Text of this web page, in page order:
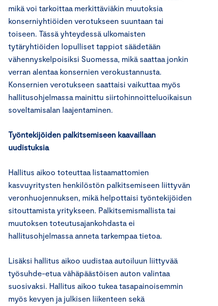
mikä voi tarkoittaa merkittäviäkin muutoksia
konserniyhtiöiden verotukseen suuntaan tai
toiseen. Tässä yhteydessä ulkomaisten
tytäryhtiöiden lopulliset tappiot säädetään
vähennyskelpoisiksi Suomessa, mikä saattaa jonkin
verran alentaa konsernien verokustannusta.
Konsernien verotukseen saattaisi vaikuttaa myös
hallitusohjelmassa mainittu siirtohinnoitteluoikaisun
soveltamisalan laajentaminen.
Työntekijöiden palkitsemiseen kaavaillaan
uudistuksia
Hallitus aikoo toteuttaa listaamattomien
kasvuyritysten henkilöstön palkitsemiseen liittyvän
veronhuojennuksen, mikä helpottaisi työntekijöiden
sitouttamista yritykseen. Palkitsemismallista tai
muutoksen toteutusajankohdasta ei
hallitusohjelmassa anneta tarkempaa tietoa.
Lisäksi hallitus aikoo uudistaa autoiluun liittyvää
työsuhde-etua vähäpäästöisen auton valintaa
suosivaksi. Hallitus aikoo tukea tasapainoisemmin
myös kevyen ja julkisen liikenteen sekä